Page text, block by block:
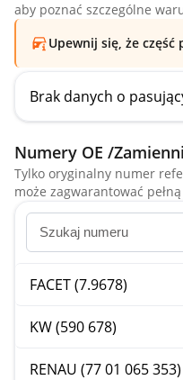
aby poznać szczególne
Upewnij się, że część
Brak danych o
Numery OE /
Tylko oryginalny numer
może zagwarantować
FACET (7.9678)
KW (590 678)
RENAU (77 01 065 353)